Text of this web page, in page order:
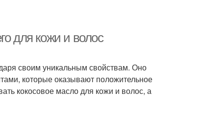
для кожи и волос
своим уникальным свойствам. Оно
которые оказывают положительное
кокосовое масло для кожи и волос, а